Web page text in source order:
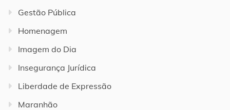
Gestão Pública
Homenagem
Imagem do Dia
Insegurança Jurídica
Liberdade de Expressão
Maranhão